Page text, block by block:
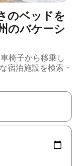
のベッドを
のバケーシ
椅子から移乗し
宿泊施設を検索・
ーを使って移動するか